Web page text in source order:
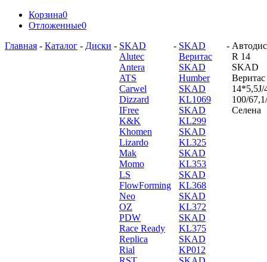
Корзина0
Отложенные0
Главная - Каталог - Диски - SKAD
Alutec
Antera
ATS
Carwel
Dizzard
IFree
K&K
Khomen
Lizardo
Mak
Momo
LS
FlowForming
Neo
OZ
PDW
Race Ready
Replica
Rial
- SKAD
Веритас
SKAD
Humber
SKAD
KL1069
SKAD
KL299
SKAD
KL325
SKAD
KL353
SKAD
KL368
SKAD
KL372
SKAD
KL375
SKAD
KP012
-
R 14
SKAD
Веритас
14*5,5J/
100/
Селена